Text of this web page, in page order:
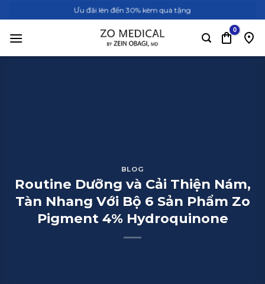
qua
nội
Ưu đãi lên đến 30% kèm quà tặng
BLOG
Routine Dưỡng và Cải Thiện Nám,
Tàn Nhang Với Bộ 6 Sản Phẩm Zo
Pigment 4% Hydroquinone